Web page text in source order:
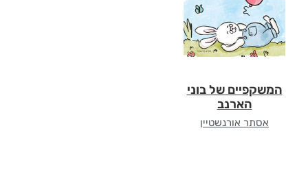
המשקפיים של בוני
הארנב
אסתר אורנשטיין